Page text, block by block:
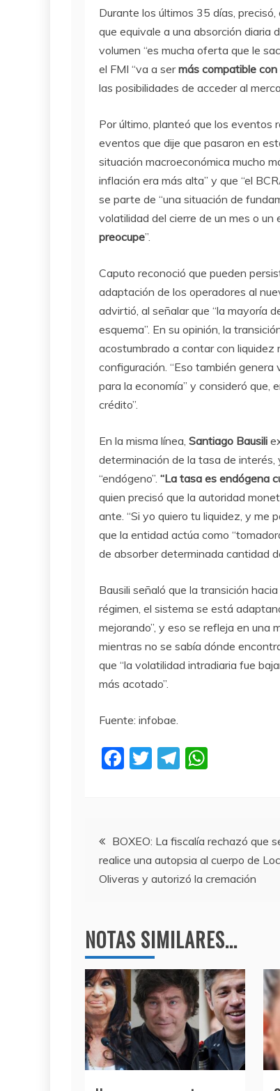
Durante los últimos 35 días,
que equivale a una absorción diaria
volumen “es mucha oferta que le
el FMI “va a sermás compatible con
las posibilidades de acceder al
Por último, planteó que los eventos
eventos que dije que pasaron en
situación macroeconómica mucho
inflación era más alta” y que “el
se parte de “una situación de
volatilidad del cierre de un mes o
preocupe”.
Caputo reconoció que pueden
adaptación de los operadores al
advirtió, al señalar que “la mayoría
esquema”. En su opinión, la
acostumbrado a contar con liquidez
configuración. “Eso también genera
para la economía” y consideró que,
crédito”.
En la misma línea, Santiago Bausili
determinación de la tasa de
“endógeno”. “La tasa es endógena
quien precisó que la autoridad
ante. “Si yo quiero tu liquidez, y me
que la entidad actúa como
de absorber determinada cantidad
Bausili señaló que la transición
régimen, el sistema se está
mejorando”, y eso se refleja en una
mientras no se sabía dónde
que “la volatilidad intradiaria fue
más acotado”.
Fuente: infobae.
F
b
o
o
T
T
a
m
A
p
p
Navegación
de
BOXEO: La fiscalía rechazó que
realice una autopsia al cuerpo de
Oliveras y autorizó la cremación
NOTAS SIMILARES...